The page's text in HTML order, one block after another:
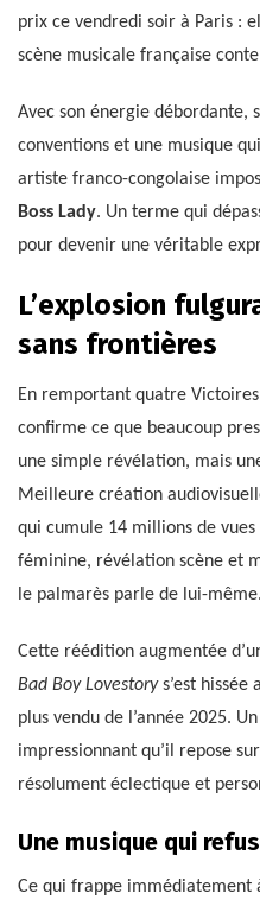
prix ce vendredi soir à Paris :
scène musicale française
Avec son énergie débordante,
conventions et une musique
artiste franco-congolaise
Boss Lady. Un terme qui
pour devenir une véritable
L’explosion
sans frontières
En remportant quatre
confirme ce que beaucoup
une simple révélation, mais
Meilleure création
qui cumule 14 millions de vues
féminine, révélation scène et
le palmarès parle de lui-même.
Cette réédition augmentée
Bad Boy Lovestorys’est hissée
plus vendu de l’année 2025.
impressionnant qu’il repose
résolument éclectique et
Une musique qui
Ce qui frappe immédiatement